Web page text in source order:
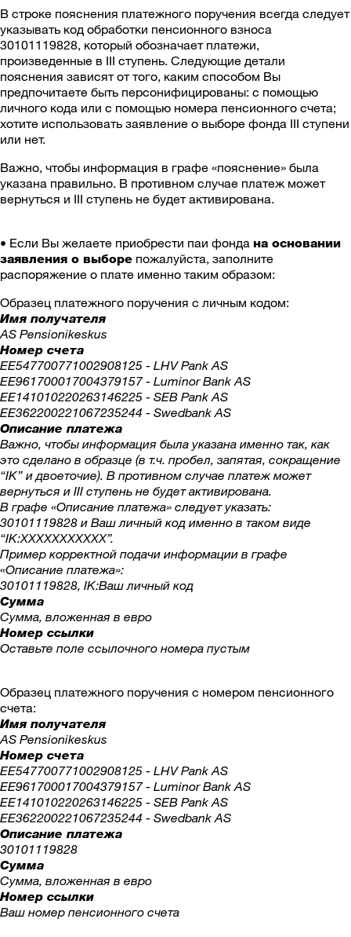
В строке пояснения платежного поручения всегда следует
указывать код обработки пенсионного взноса
30101119828, который обозначает платежи,
произведенные в III ступень. Следующие детали
пояснения зависят от того, каким способом Вы
предпочитаете быть персонифицированы: с помощью
личного кода или с помощью номера пенсионного счета;
хотите использовать заявление о выборе фонда III ступени
или нет.
Важно, чтобы информация в графе «пояснение» была
указана правильно. В противном случае платеж может
вернуться и III ступень не будет активирована.
• Если Вы желаете приобрести паи фонда на основании
заявления о выборе пожалуйста, заполните
распоряжение о плате именно таким образом:
Образец платежного поручения с личным кодом:
Имя получателя
AS Pensionikeskus
Номер счета
EE547700771002908125 - LHV Pank AS
EE961700017004379157 - Luminor Bank AS
EE141010220263146225 - SEB Pank AS
EE362200221067235244 - Swedbank AS
Описание платежа
Важно, чтобы информация была указана именно так, как
это сделано в образце (в т.ч. пробел, запятая, сокращение
“IK” и двоеточие). В противном случае платеж может
вернуться и III ступень не будет активирована.
В графе «Описание платежа» следует указать:
30101119828 и Ваш личный код именно в таком виде
“IK:XXXXXXXXXXX”.
Пример корректной подачи информации в графе
«Описание платежа»:
30101119828, IK:Ваш личный код
Сумма
Сумма, вложенная в евро
Номер ссылки
Оставьте поле ссылочного номера пустым
Образец платежного поручения с номером пенсионного
счета:
Имя получателя
AS Pensionikeskus
Номер счета
EE547700771002908125 - LHV Pank AS
EE961700017004379157 - Luminor Bank AS
EE141010220263146225 - SEB Pank AS
EE362200221067235244 - Swedbank AS
Описание платежа
30101119828
Сумма
Сумма, вложенная в евро
Номер ссылки
Ваш номер пенсионного счета